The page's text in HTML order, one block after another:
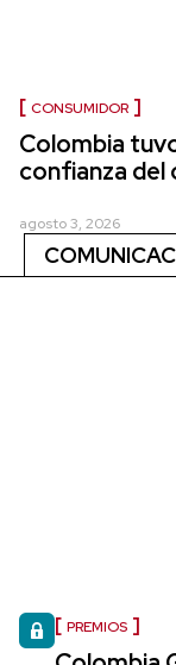
CONSUMIDOR
Colombia
confianza del
agosto 3, 2026
PREMIOS